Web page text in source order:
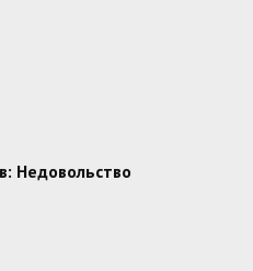
Недовольство